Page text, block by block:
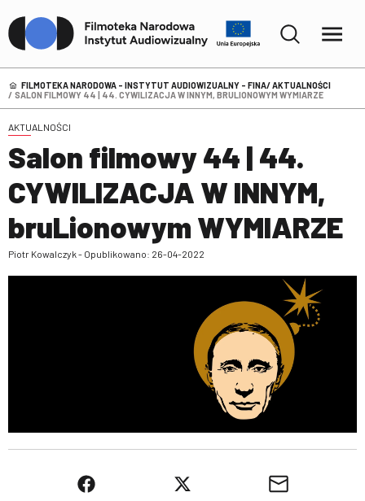
FILMOTEKA NARODOWA – INSTYTUT AUDIOWIZUALNY - FINA AKTUALNOŚCI
SALON FILMOWY 44 | 44. CYWILIZACJA W INNYM, BRULIONOWYM WYMIARZE
AKTUALNOŚCI
Salon filmowy 44 | 44.
CYWILIZACJA W INNYM,
bruLionowym WYMIARZE
Piotr Kowalczyk - Opublikowano: 26-04-2022